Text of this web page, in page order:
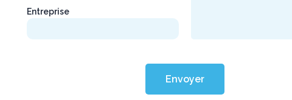
Entreprise
Envoyer